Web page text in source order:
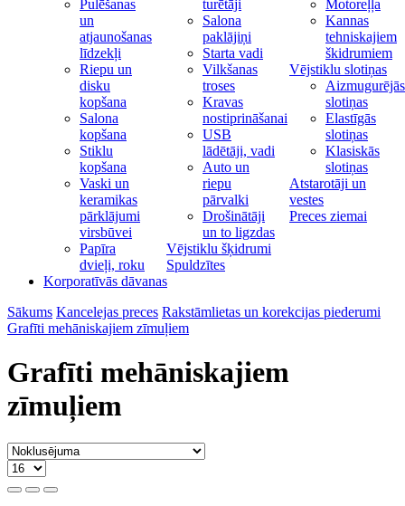
Pulēšanas
un
atjaunošanas
līdzekļi
Riepu un
disku
kopšana
Salona
kopšana
Stiklu
kopšana
Vaski un
keramikas
pārklājumi
virsbūvei
Papīra
dvieļi, roku
turētāji
Salona
paklājiņi
Starta vadi
Vilkšanas
troses
Kravas
nostiprināšanai
USB
lādētāji, vadi
Auto un
riepu
pārvalki
Drošinātāji
un to ligzdas
Vējstiklu šķidrumi
Spuldzītes
Motoreļļa
Kannas
tehniskajiem
škidrumiem
Vējstiklu slotiņas
Aizmugurējās
slotiņas
Elastīgās
slotiņas
Klasiskās
slotiņas
Atstarotāji un
vestes
Preces ziemai
Korporatīvās dāvanas
Sākums Kancelejas preces Rakstāmlietas un korekcijas piederumi
Grafīti mehāniskajiem zīmuļiem
Grafīti mehāniskajiem
zīmuļiem